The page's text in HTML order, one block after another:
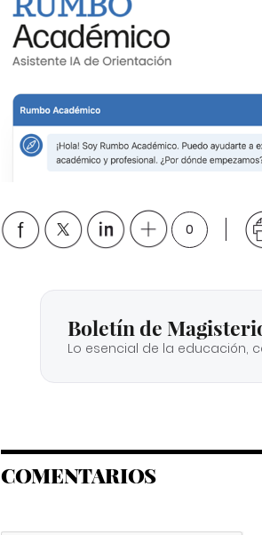
0
Boletín de
Lo esencial de la educación,
COMENTARIOS